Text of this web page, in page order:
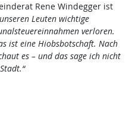
Rene Windegger ist
Leuten wichtige
verloren.
ist eine Hiobsbotschaft. Nach
es – und das sage ich nicht